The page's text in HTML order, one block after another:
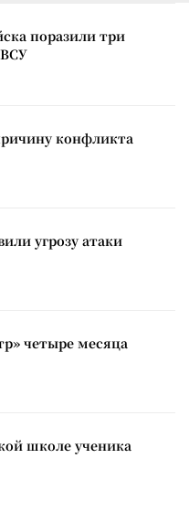
поразили три
конфликта
угрозу атаки
четыре месяца
школе ученика